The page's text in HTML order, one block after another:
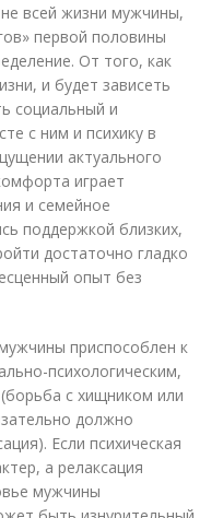
всей жизни мужчины,
первой половины
От того, как
и будет зависеть
социальный и
с ним и психику в
актуального
играет
и семейное
поддержкой близких,
достаточно гладко
опыт без
приспособлен к
психологическим,
с хищником или
должно
Если психическая
а релаксация
мужчины